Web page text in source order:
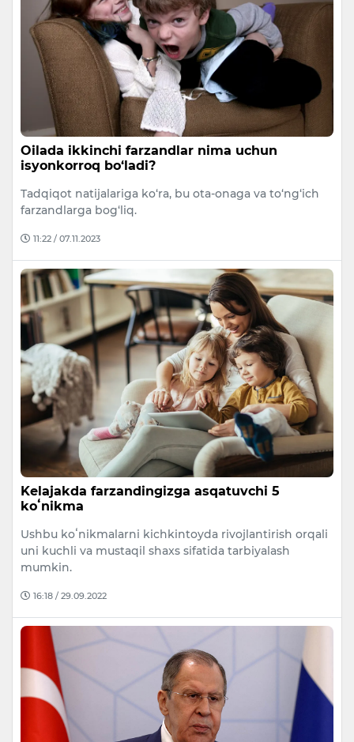
Oilada ikkinchi farzandlar nima uchun
isyonkorroq bo‘ladi?
Tadqiqot natijalariga ko‘ra, bu ota-onaga va to‘ng‘ich
farzandlarga bog‘liq.
11:22 / 07.11.2023
Kelajakda farzandingizga asqatuvchi 5
koʻnikma
Ushbu koʻnikmalarni kichkintoyda rivojlantirish orqali
uni kuchli va mustaqil shaxs sifatida tarbiyalash
mumkin.
16:18 / 29.09.2022